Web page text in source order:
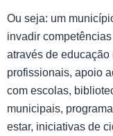
Ou seja: um
invadir
através de
profissionais, apoio
com escolas,
municipais,
estar, iniciativas de